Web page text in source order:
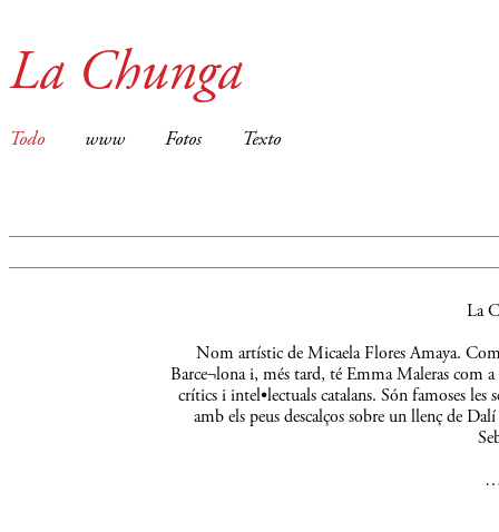
La Chunga
Todo www Fotos Texto
La
Nom artístic de Micaela Flores Amaya.
Barce¬lona i, més tard, té Emma Maleras com
crítics i intel•lectuals catalans. Són famoses
amb els peus descalços sobre un llenç de